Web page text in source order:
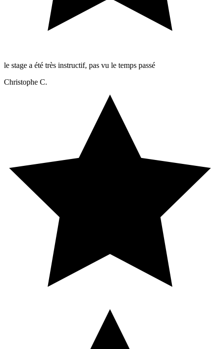
le stage a été très instructif, pas vu le temps passé
Christophe C.